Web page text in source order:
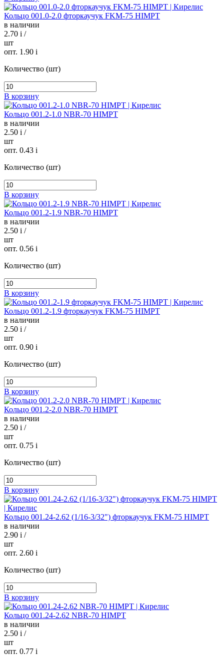
Кольцо 001.0-2.0 фторкаучук FKM-75 HIMPT
в наличии
2.70 i /
шт
опт. 1.90 i
Количество (шт)
В корзину
Кольцо 001.2-1.0 NBR-70 HIMPT
в наличии
2.50 i /
шт
опт. 0.43 i
Количество (шт)
В корзину
Кольцо 001.2-1.9 NBR-70 HIMPT
в наличии
2.50 i /
шт
опт. 0.56 i
Количество (шт)
В корзину
Кольцо 001.2-1.9 фторкаучук FKM-75 HIMPT
в наличии
2.50 i /
шт
опт. 0.90 i
Количество (шт)
В корзину
Кольцо 001.2-2.0 NBR-70 HIMPT
в наличии
2.50 i /
шт
опт. 0.75 i
Количество (шт)
В корзину
Кольцо 001.24-2.62 (1/16-3/32") фторкаучук FKM-75 HIMPT
в наличии
2.90 i /
шт
опт. 2.60 i
Количество (шт)
В корзину
Кольцо 001.24-2.62 NBR-70 HIMPT
в наличии
2.50 i /
шт
опт. 0.77 i